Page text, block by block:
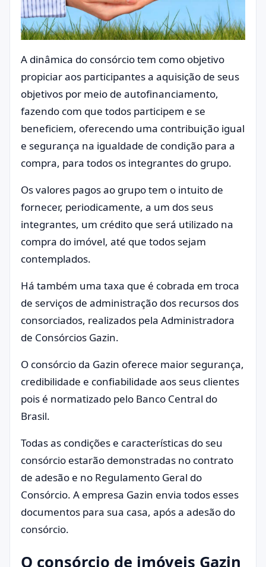
A dinâmica do consórcio tem como objetivo
propiciar aos participantes a aquisição de seus
objetivos por meio de autofinanciamento,
fazendo com que todos participem e se
beneficiem, oferecendo uma contribuição igual
e segurança na igualdade de condição para a
compra, para todos os integrantes do grupo.
Os valores pagos ao grupo tem o intuito de
fornecer, periodicamente, a um dos seus
integrantes, um crédito que será utilizado na
compra do imóvel, até que todos sejam
contemplados.
Há também uma taxa que é cobrada em troca
de serviços de administração dos recursos dos
consorciados, realizados pela Administradora
de Consórcios Gazin.
O consórcio da Gazin oferece maior segurança,
credibilidade e confiabilidade aos seus clientes
pois é normatizado pelo Banco Central do
Brasil.
Todas as condições e características do seu
consórcio estarão demonstradas no contrato
de adesão e no Regulamento Geral do
Consórcio. A empresa Gazin envia todos esses
documentos para sua casa, após a adesão do
consórcio.
O consórcio de imóveis Gazin